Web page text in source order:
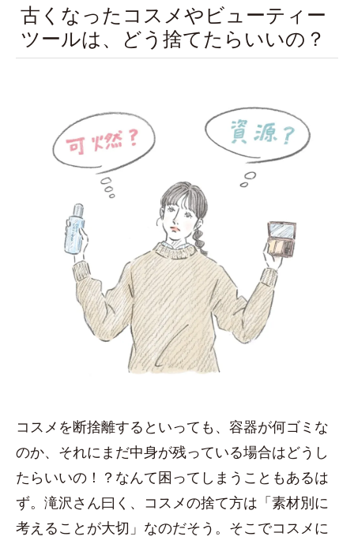
古くなったコスメやビューティー
ツールは、どう捨てたらいいの？
コスメを断捨離するといっても、容器が何ゴミな
のか、それにまだ中身が残っている場合はどうし
たらいいの！？なんて困ってしまうこともあるは
ず。滝沢さん曰く、コスメの捨て方は「素材別に
考えることが大切」なのだそう。そこでコスメに